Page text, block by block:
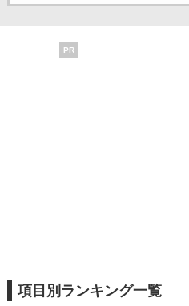
PR
項目別ランキング一覧